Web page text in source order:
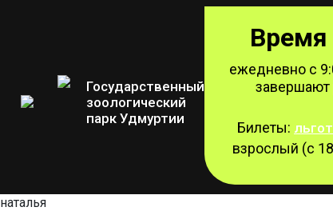
Государственный
зоологический
парк Удмуртии
ежедневно с
завершают
Билеты:
взрослый (с
Режим работы
Вопрос-ответ
наталья